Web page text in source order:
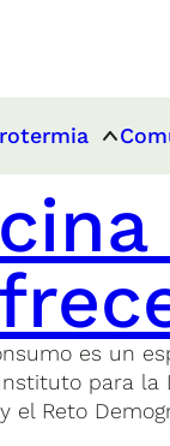
es un
para la
el Reto